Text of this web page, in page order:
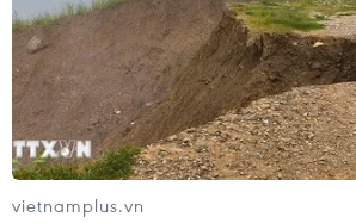
vietnamplus.vn